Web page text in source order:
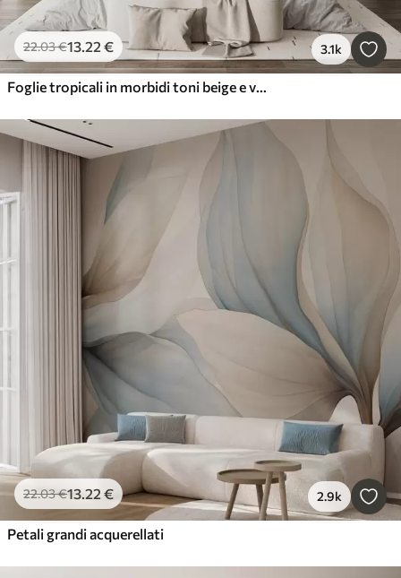
22.03€13.22 € 3.1k
Foglie tropicali in morbidi toni beige e verdi, con un effetto acquerello e delicate transizioni di colore
22.03€13.22€ 2.9k
Petali grandi acquerellati